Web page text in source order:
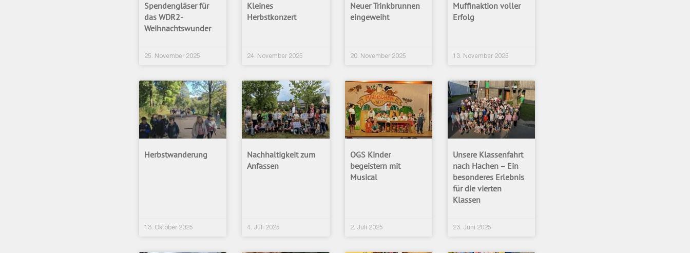
Spendengläser für
das WDR2-
Weihnachtswunder
25. November 2025
Kleines
Herbstkonzert
24. November 2025
Neuer Trinkbrunnen
eingeweiht
20. November 2025
Muffinaktion voller
Erfolg
13. November 2025
Herbstwanderung
13. Oktober 2025
Nachhaltigkeit zum
Anfassen
4. Juli 2025
OGS Kinder
begeistern mit
Musical
2. Juli 2025
Unsere Klassenfahrt
nach Hachen – Ein
besonderes Erlebnis
für die vierten
Klassen
23. Juni 2025